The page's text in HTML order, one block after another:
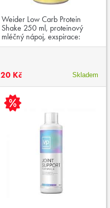
Weider Low Carb Protein
Shake 250 ml, proteinový
mléčný nápoj, exspirace:
03/2026
20 Kč Skladem